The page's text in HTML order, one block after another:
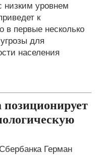
низким уровнем
к
в первые несколько
для
населения
Герман